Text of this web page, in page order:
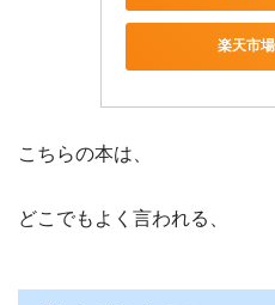
楽天市
こちらの本は、
どこでもよく言われる、